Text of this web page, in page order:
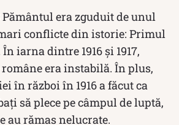
Pământul era zguduit de unul
conflicte din istorie: Primul
iarna dintre 1916 şi 1917,
era instabilă. În plus,
în război în 1916 a făcut ca
să plece pe câmpul de luptă,
au rămas nelucrate.